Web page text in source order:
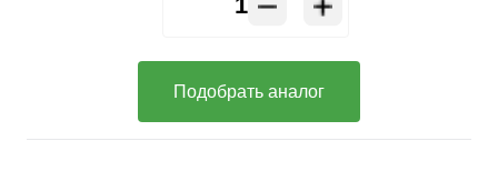
Подобрать аналог